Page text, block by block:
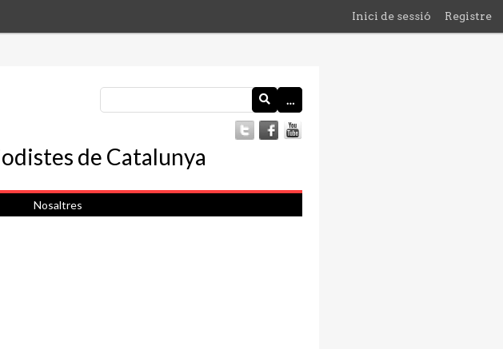
Inici de sessió Registre
…
Nosaltres